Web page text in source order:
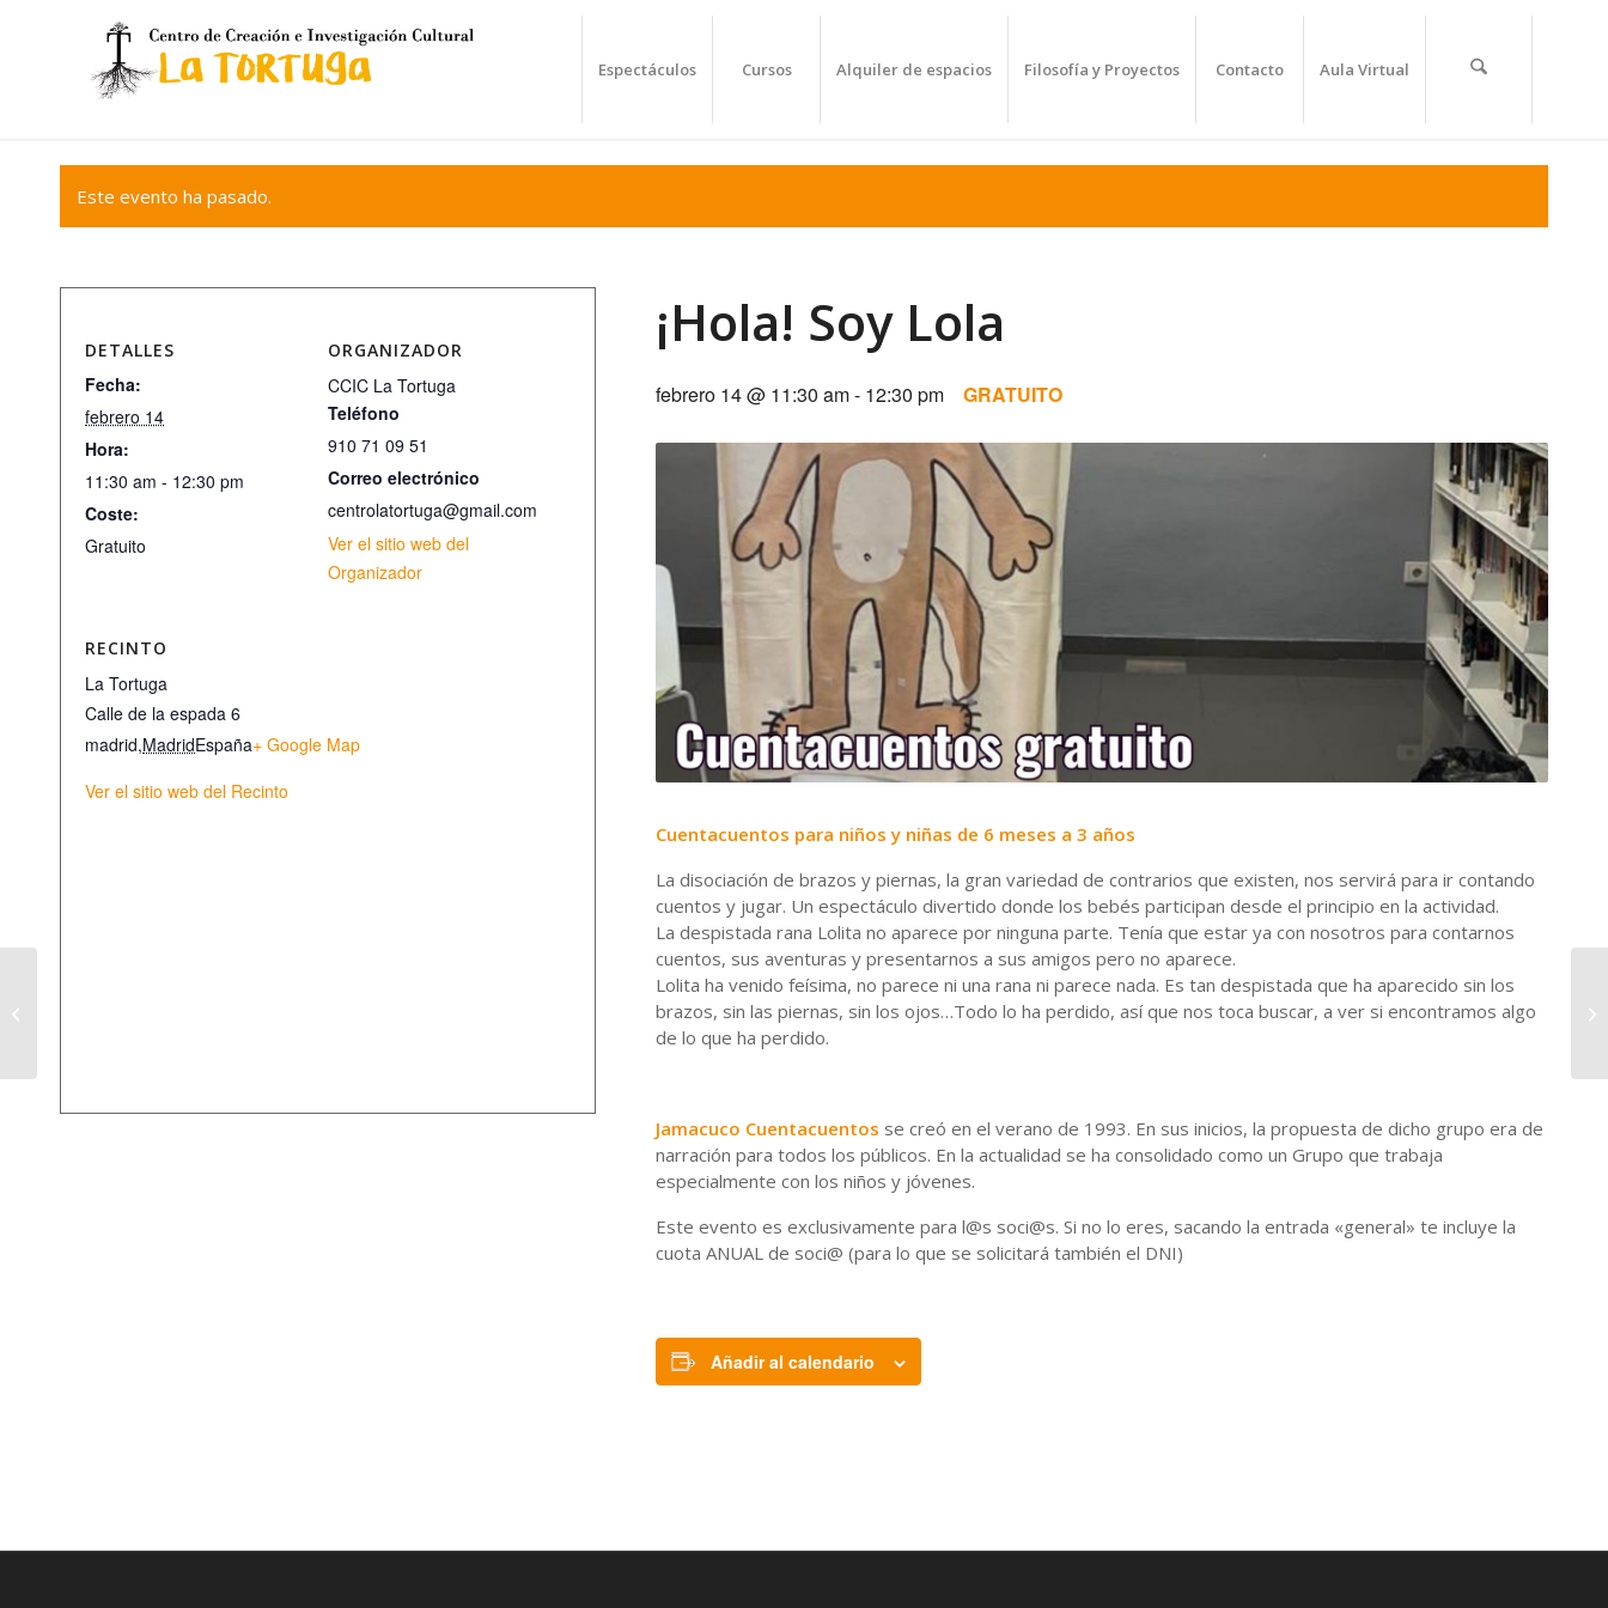
Espectáculos Cursos Alquiler de espacios Filosofía y Proyectos Contacto Aula Virtual
Este evento ha pasado.
¡Hola! Soy Lola
febrero 14 @ 11:30 am- 12:30 pm GRATUITO
Cuentacuentos para niños y niñas de 6 meses a 3 años
La disociación de brazos y piernas, la gran variedad de contrarios que existen, nos servirá para ir contando
cuentos y jugar. Un espectáculo divertido donde los bebés participan desde el principio en la actividad.
La despistada rana Lolita no aparece por ninguna parte. Tenía que estar ya con nosotros para contarnos
cuentos, sus aventuras y presentarnos a sus amigos pero no aparece.
Lolita ha venido feísima, no parece ni una rana ni parece nada. Es tan despistada que ha aparecido sin los
brazos, sin las piernas, sin los ojos…Todo lo ha perdido, así que nos toca buscar, a ver si encontramos algo
de lo que ha perdido.
Jamacuco Cuentacuentos se creó en el verano de 1993. En sus inicios, la propuesta de dicho grupo era de
narración para todos los públicos. En la actualidad se ha consolidado como un Grupo que trabaja
especialmente con los niños y jóvenes.
Este evento es exclusivamente para l@s soci@s. Si no lo eres, sacando la entrada «general» te incluye la
cuota ANUAL de soci@ (para lo que se solicitará también el DNI)
Añadir al calendario
DETALLES
Fecha:
febrero 14
Hora:
11:30 am - 12:30 pm
Coste:
Gratuito
ORGANIZADOR
CCIC La Tortuga
Teléfono
910 71 09 51
Correo electrónico
centrolatortuga@gmail.com
Ver el sitio web del
Organizador
RECINTO
La Tortuga
Calle de la espada 6
madrid,MadridEspaña+ Google Map
Ver el sitio web del Recinto